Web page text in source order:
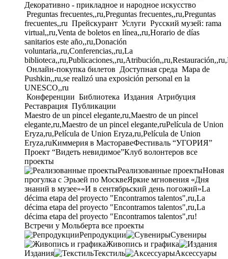
Декоративно - прикладное и народное искусство
Preguntas frecuentes,,ru,Preguntas frecuentes,,ru,Preguntas
frecuentes,,ru Прейскурант Услуги Русский музей: rama
virtual,,ru,Venta de boletos en línea,,ru,Horario de días
sanitarios este año,,ru,Donación
voluntaria,,ru,Conferencias,,ru,La
Онлайн-покупка билетов Доступная среда Mapa de
Pushkin,,ru,se realizó una exposición personal en la
UNESCO,,ru
Конференции Библиотека Издания Атрибуция
Реставрация Публикации
Maestro de un pincel elegante,ru,Maestro de un pincel
elegante,ru,Maestro de un pincel elegante,ruPelícula de Union
Eryza,ru,Película de Union Eryza,ru,Película de Union
Eryza,ruКиммерия в МасторавеФестиваль “УГОРИЯ”
Проект “Видеть невидимое”Клуб волонтеров все
проекты
Реализованные проектыНовая
прогулка с Эрьзей по МосквеЯркие мгновения «Дня
знаний в музее»«И в сентябрьский день погожий»La
décima etapa del proyecto "Encontramos talentos",ru,La
décima etapa del proyecto "Encontramos talentos",ru,La
décima etapa del proyecto "Encontramos talentos",ru!
Встречи у Мольберта все проекты
Репродукции
Сувениры
Живопись и графика
Издания
Текстиль Аксессуары